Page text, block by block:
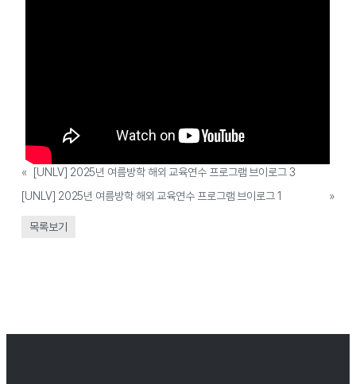
«
[UNLV] 2025년 여름방학 해외 교육연수 프로그램 브이로그 3
[UNLV] 2025년 여름방학 해외 교육연수 프로그램 브이로그 1
»
목록보기